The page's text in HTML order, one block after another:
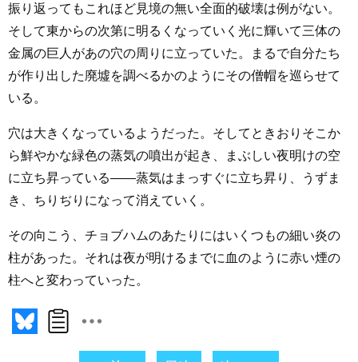
振り返ってもこれほど見境の無い全面的破壊は例がない。
そして東からの次第に明るくなっていく光に輝いて三体の
金属の巨人があの穴の周りに立っていた。まるで自分たち
が作り出した廃墟を調べるかのようにその僧帽を巡らせて
いる。
穴は大きくなっているようだった。そしてときおりそこか
ら鮮やかな緑色の蒸気の噴出が起き、まぶしい夜明けの空
に立ち昇っている――蒸気はまっすぐに立ち昇り、うずま
き、ちりぢりになって消えていく。
その向こう、チョブハムのあたりにはいくつもの細い炎の
柱があった。それは夜が明けるまでに血のように赤い煙の
柱へと変わっていった。